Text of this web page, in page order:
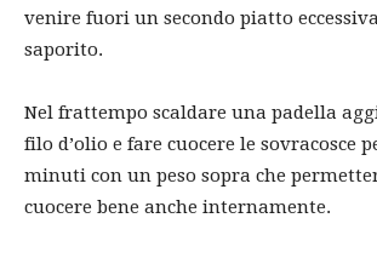
venire fuori un secondo piatto
saporito.
Nel frattempo scaldare una padella
filo d’olio e fare cuocere le sovracosce
minuti con un peso sopra che
cuocere bene anche internamente.